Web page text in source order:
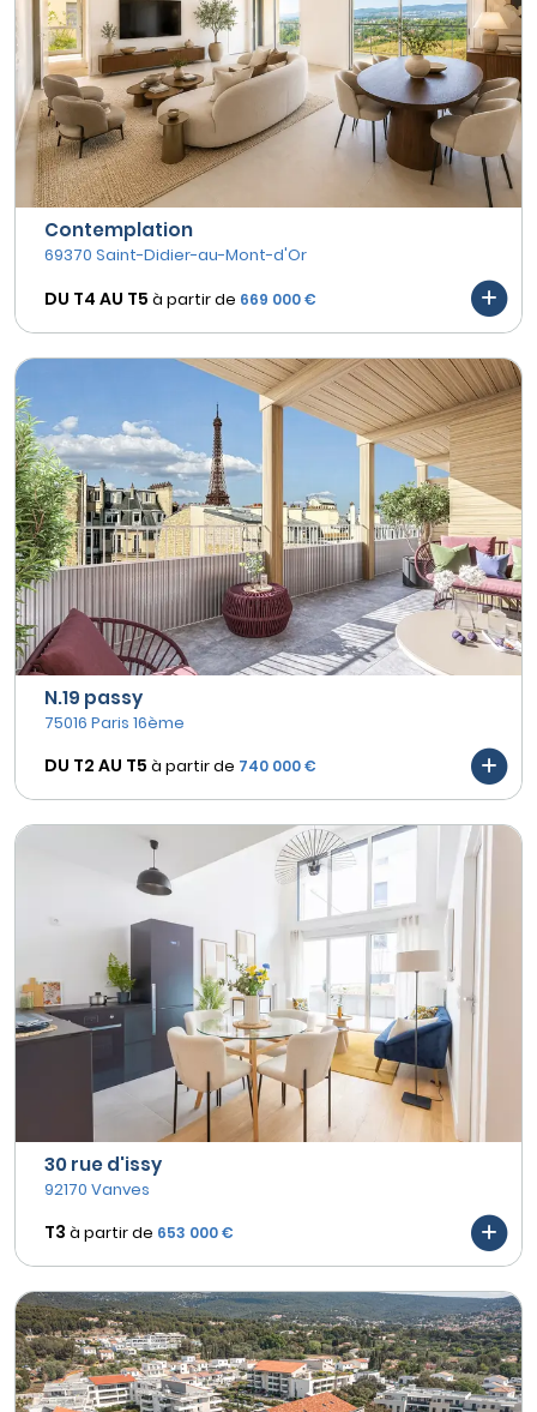
Contemplation
69370 Saint-Didier-au-Mont-d'Or
DU T4 AU T5 à partir de 669 000 €
N.19 passy
75016 Paris 16ème
DU T2 AU T5 à partir de 740 000 €
30 rue d'issy
92170 Vanves
T3 à partir de 653 000 €